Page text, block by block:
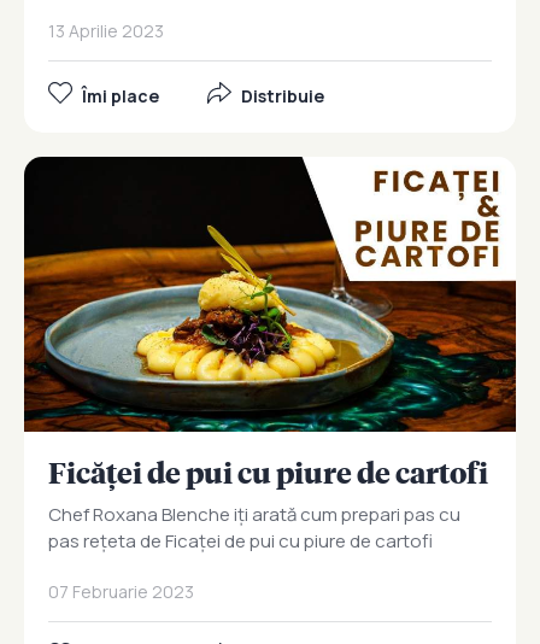
13 Aprilie 2023
Îmi place Distribuie
Ficăței de pui cu piure de cartofi
Chef Roxana Blenche iți arată cum prepari pas cu
pas rețeta de Ficaței de pui cu piure de cartofi
07 Februarie 2023